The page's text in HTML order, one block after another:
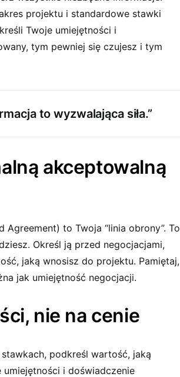
projektu i standardowe stawki
Twoje umiejętności i
tym pewniej się czujesz i tym
to wyzwalająca siła.”
akceptowalną
to Twoja “linia obrony”. To
Określ ją przed negocjacjami,
jaką wnosisz do projektu. Pamiętaj,
jak umiejętność negocjacji.
nie na cenie
podkreśl wartość, jaką
i doświadczenie